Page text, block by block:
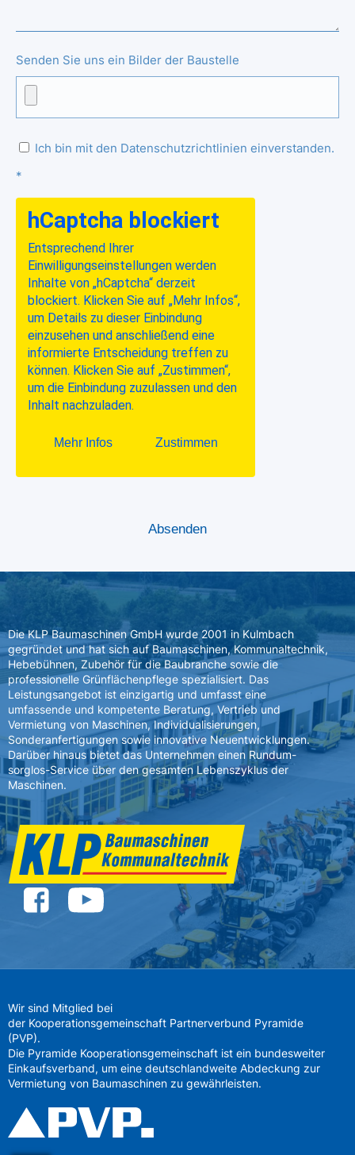
Senden Sie uns ein Bilder der Baustelle
Ich bin mit den Datenschutzrichtlinien einverstanden.
*
Die KLP Baumaschinen GmbH wurde 2001 in Kulmbach
gegründet und hat sich auf Baumaschinen, Kommunaltechnik,
Hebebühnen, Zubehör für die Baubranche sowie die
professionelle Grünflächenpflege spezialisiert. Das
Leistungsangebot ist einzigartig und umfasst eine
umfassende und kompetente Beratung, Vertrieb und
Vermietung von Maschinen, Individualisierungen,
Sonderanfertigungen sowie innovative Neuentwicklungen.
Darüber hinaus bietet das Unternehmen einen Rundum-
sorglos-Service über den gesamten Lebenszyklus der
Maschinen.
Wir sind Mitglied bei
der Kooperationsgemeinschaft Partnerverbund Pyramide
(PVP).
Die Pyramide Kooperationsgemeinschaft ist ein bundesweiter
Einkaufsverband, um eine deutschlandweite Abdeckung zur
Vermietung von Baumaschinen zu gewährleisten.